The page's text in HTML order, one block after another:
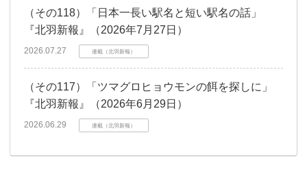
（その118）「日本一長い駅名と短い駅名の話」
『北羽新報』（2026年7月27日）
2026.07.27 連載（北羽新報）
（その117）「ツマグロヒョウモンの餌を探しに」
『北羽新報』（2026年6月29日）
2026.06.29 連載（北羽新報）